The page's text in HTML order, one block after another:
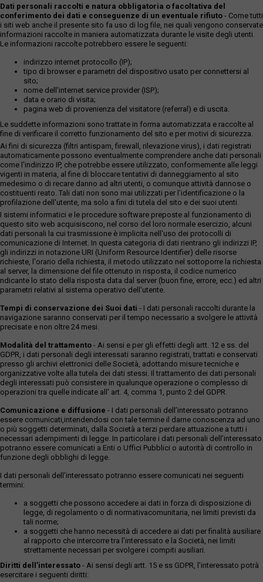
Dati personali raccolti e natura obbligatoria o facoltativa del
conferimento dei dati e conseguenze di un eventuale rifiuto - Come tutti
i siti web anche il presente sito fa uso di log file, nei quali vengono conservate
informazioni raccolte in maniera automatizzata durante le visite degli utenti.
Le informazioni raccolte potrebbero essere le seguenti:
indirizzo internet protocollo (IP);
tipo di browser e parametri del dispositivo usato per connettersi al
sito;
nome dell'internet service provider (ISP);
data e orario di visita;
pagina web di provenienza del visitatore (referral) e di uscita.
Le suddette informazioni sono trattate in forma automatizzata e raccolte al
fine di verificare il corretto funzionamento del sito e per motivi di sicurezza.
Ai fini di sicurezza (filtri antispam, firewall, rilevazione virus), i dati registrati
automaticamente possono eventualmente comprendere anche dati personali
come l'indirizzo IP, che potrebbe essere utilizzato, conformemente alle leggi
vigenti in materia, al fine di bloccare tentativi di danneggiamento al sito
medesimo o di recare danno ad altri utenti, o comunque attività dannose o
costituenti reato. Tali dati non sono mai utilizzati per l'identificazione o la
profilazione dell'utente, ma solo a fini di tutela del sito e dei suoi utenti.
I sistemi informatici e le procedure software preposte al funzionamento di
questo sito web acquisiscono, nel corso del loro normale esercizio, alcuni
dati personali la cui trasmissione è implicita nell'uso dei protocolli di
comunicazione di Internet. In questa categoria di dati rientrano gli indirizzi IP,
gli indirizzi in notazione URI (Uniform Resource Identifier) delle risorse
richieste, l'orario della richiesta, il metodo utilizzato nel sottoporre la richiesta
al server, la dimensione del file ottenuto in risposta, il codice numerico
ndicante lo stato della risposta data dal server (buon fine, errore, ecc.) ed altri
parametri relativi al sistema operativo dell'utente.
Tempi di conservazione dei Suoi dati - I dati personali raccolti durante la
navigazione saranno conservati per il tempo necessario a svolgere le attività
precisate e non oltre 24 mesi.
Modalità del trattamento - Ai sensi e per gli effetti degli artt. 12 e ss. del
GDPR, i dati personali degli interessati saranno registrati, trattati e conservati
presso gli archivi elettronici delle Società, adottando misure tecniche e
organizzative volte alla tutela dei dati stessi. Il trattamento dei dati personali
degli interessati può consistere in qualunque operazione o complesso di
operazioni tra quelle indicate all' art. 4, comma 1, punto 2 del GDPR.
Comunicazione e diffusione - I dati personali dell’interessato potranno
essere comunicati,intendendosi con tale termine il darne conoscenza ad uno
o più soggetti determinati, dalla Società a terzi perdare attuazione a tutti i
necessari adempimenti di legge. In particolare i dati personali dell’interessato
potranno essere comunicati a Enti o Uffici Pubblici o autorità di controllo in
funzione degli obblighi di legge.
I dati personali dell’interessato potranno essere comunicati nei seguenti
termini:
a soggetti che possono accedere ai dati in forza di disposizione di
legge, di regolamento o di normativacomunitaria, nei limiti previsti da
tali norme;
a soggetti che hanno necessità di accedere ai dati per finalità ausiliare
al rapporto che intercorre tra l’interessato e la Società, nei limiti
strettamente necessari per svolgere i compiti ausiliari.
Diritti dell’interessato - Ai sensi degli artt. 15 e ss GDPR, l’interessato potrà
esercitare i seguenti diritti: